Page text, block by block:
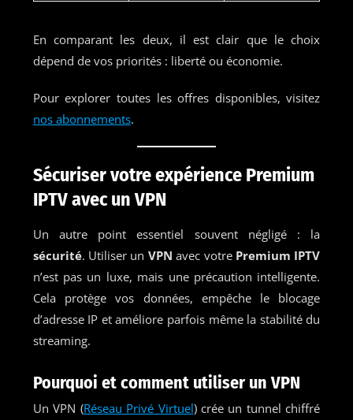
En comparant les deux, il est clair que le choix
dépend de vos priorités : liberté ou économie.
Pour explorer toutes les offres disponibles, visitez
nos abonnements.
Sécuriser votre expérience Premium
IPTV avec un VPN
Un autre point essentiel souvent négligé : la
sécurité. Utiliser un VPN avec votre Premium IPTV
n’est pas un luxe, mais une précaution intelligente.
Cela protège vos données, empêche le blocage
d’adresse IP et améliore parfois même la stabilité du
streaming.
Pourquoi et comment utiliser un VPN
Un VPN (Réseau Privé Virtuel) crée un tunnel chiffré